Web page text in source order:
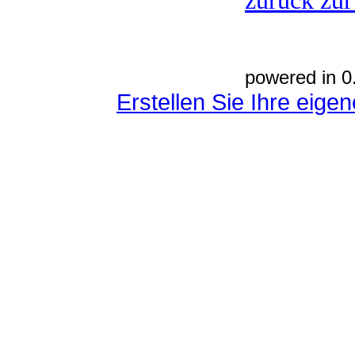
powered in
Erstellen Sie Ihre